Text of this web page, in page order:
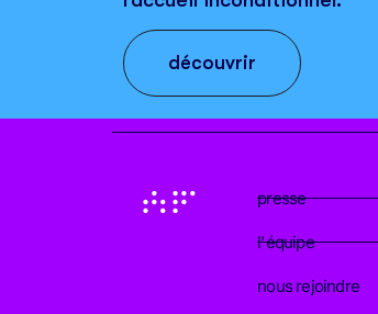
découvrir
presse
l'équipe
nous rejoindre